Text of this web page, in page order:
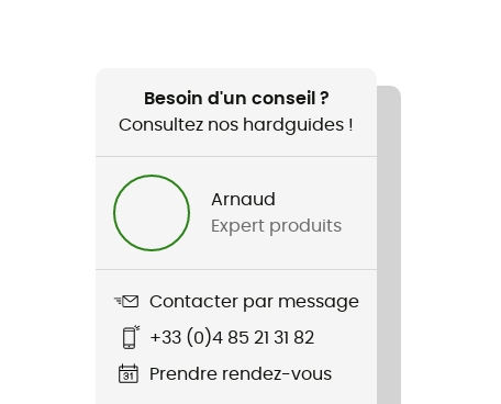
Besoin d'un conseil ?
Consultez nos hardguides !
Arnaud
Expert produits
Contacter par message
+33 (0)4 85 21 31 82
Prendre rendez-vous